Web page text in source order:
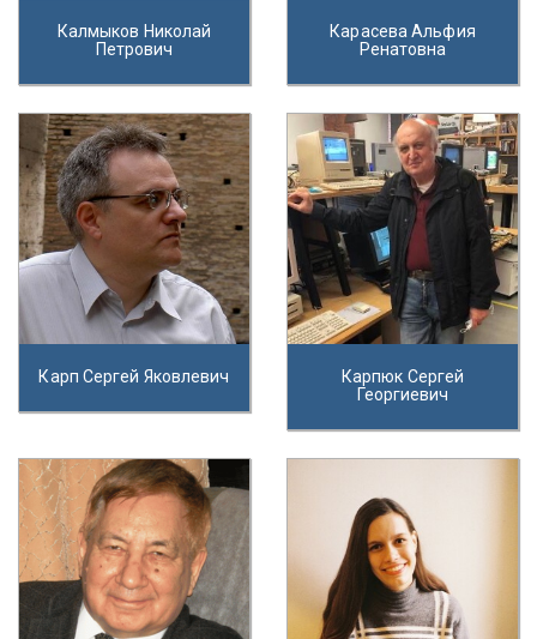
Калмыков Николай
Петрович
Карасева Альфия
Ренатовна
Карп Сергей Яковлевич
Карпюк Сергей
Георгиевич